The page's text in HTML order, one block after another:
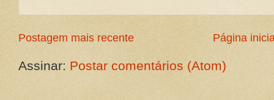
Postagem mais recente Página
Assinar: Postar comentários (Atom)